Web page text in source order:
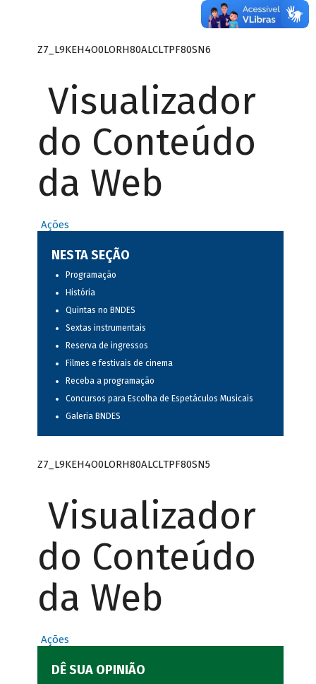
Z7_L9KEH4O0LORH80ALCLTPF80SN6
Visualizador
do Conteúdo
da Web
Ações
NESTA SEÇÃO
Programação
História
Quintas no BNDES
Sextas instrumentais
Reserva de ingressos
Filmes e festivais de cinema
Receba a programação
Concursos para Escolha de Espetáculos Musicais
Galeria BNDES
Z7_L9KEH4O0LORH80ALCLTPF80SN5
Visualizador
do Conteúdo
da Web
Ações
DÊ SUA OPINIÃO